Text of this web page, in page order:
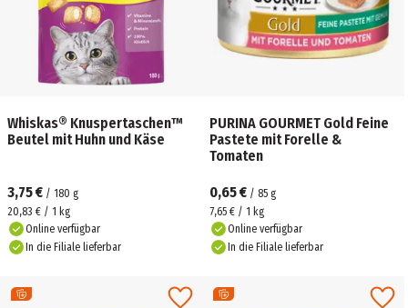
Whiskas® Knuspertaschen™
Beutel mit Huhn und Käse
3,75 € / 180 g
20,83 € / 1 kg
Online verfügbar
In die Filiale lieferbar
PURINA GOURMET Gold Feine
Pastete mit Forelle &
Tomaten
0,65 € / 85 g
7,65 € / 1 kg
Online verfügbar
In die Filiale lieferbar